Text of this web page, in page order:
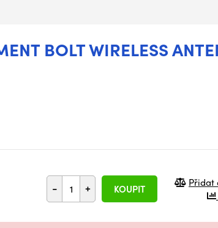
BOLT WIRELESS
- + KOUPIT
Přidat